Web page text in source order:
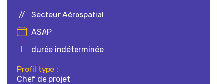
Secteur Aérospatial
ASAP
durée indéterminée
Profil type :
Chef de projet